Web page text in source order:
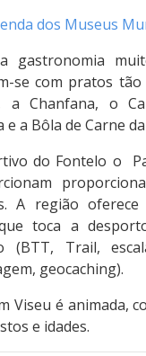
dos Museus
gastronomia
se com pratos
a Chanfana, o
e a Bôla de Carne
do Fontelo o
A região oferece
toca a
Trail,
geocaching).
Viseu é animada,
e idades.